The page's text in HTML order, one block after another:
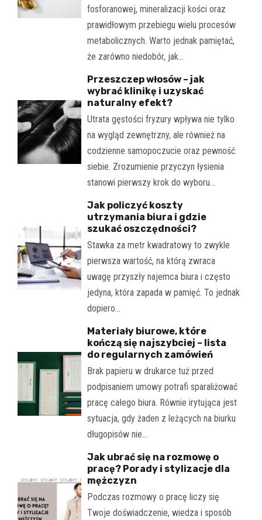
fosforanowej, mineralizacji kości oraz
prawidłowym przebiegu wielu procesów
metabolicznych. Warto jednak pamiętać,
że zarówno niedobór, jak…
Przeszczep włosów – jak
wybrać klinikę i uzyskać
naturalny efekt?
Utrata gęstości fryzury wpływa nie tylko
na wygląd zewnętrzny, ale również na
codzienne samopoczucie oraz pewność
siebie. Zrozumienie przyczyn łysienia
stanowi pierwszy krok do wyboru…
Jak policzyć koszty
utrzymania biura i gdzie
szukać oszczędności?
Stawka za metr kwadratowy to zwykle
pierwsza wartość, na którą zwraca
uwagę przyszły najemca biura i często
jedyna, która zapada w pamięć. To jednak
dopiero…
Materiały biurowe, które
kończą się najszybciej – lista
do regularnych zamówień
Brak papieru w drukarce tuż przed
podpisaniem umowy potrafi sparaliżować
pracę całego biura. Równie irytująca jest
sytuacja, gdy żaden z leżących na biurku
długopisów nie…
Jak ubrać się na rozmowę o
pracę? Porady i stylizacje dla
mężczyzn
Podczas rozmowy o pracę liczy się
Twoje doświadczenie, wiedza i sposób